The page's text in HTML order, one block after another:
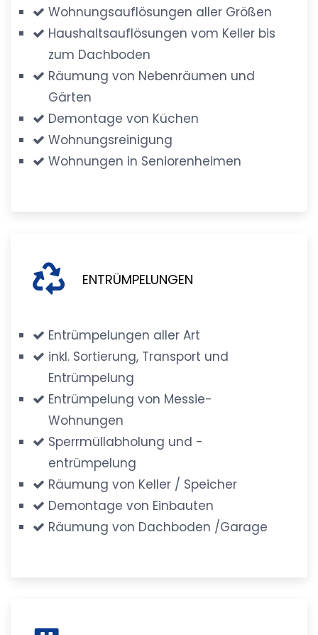
Wohnungsauflösungen aller Größen
Haushaltsauflösungen vom Keller bis
zum Dachboden
Räumung von Nebenräumen und
Gärten
Demontage von Küchen
Wohnungsreinigung
Wohnungen in Seniorenheimen
ENTRÜMPELUNGEN
Entrümpelungen aller Art
inkl. Sortierung, Transport und
Entrümpelung
Entrümpelung von Messie-
Wohnungen
Sperrmüllabholung und -
entrümpelung
Räumung von Keller / Speicher
Demontage von Einbauten
Räumung von Dachboden /Garage